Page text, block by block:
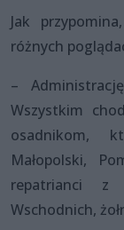
Jak
różnych
–
Wszystkim
osadnikom,
Małopolski,
repatrianci z
Wschodnich,